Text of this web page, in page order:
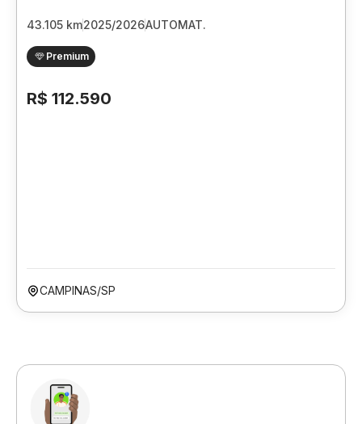
43.105 km2025/2026AUTOMAT.
Premium
R$ 112.590
CAMPINAS/SP